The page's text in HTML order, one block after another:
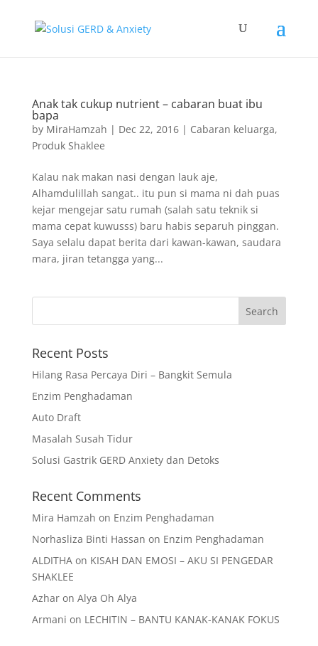
Anak tak cukup nutrient – cabaran buat ibu
bapa
by MiraHamzah | Dec 22, 2016| Cabaran keluarga,
Produk Shaklee
Kalau nak makan nasi dengan lauk aje,
Alhamdulillah sangat.. itu pun si mama ni dah puas
kejar mengejar satu rumah (salah satu teknik si
mama cepat kuwusss) baru habis separuh pinggan.
Saya selalu dapat berita dari kawan-kawan, saudara
mara, jiran tetangga yang...
Recent Posts
Hilang Rasa Percaya Diri – Bangkit Semula
Enzim Penghadaman
Auto Draft
Masalah Susah Tidur
Solusi Gastrik GERD Anxiety dan Detoks
Recent Comments
Mira Hamzah on Enzim Penghadaman
Norhasliza Binti Hassan on Enzim Penghadaman
ALDITHAon KISAH DAN EMOSI – AKU SI PENGEDAR
SHAKLEE
Azharon Alya Oh Alya
Armani on LECHITIN – BANTU KANAK-KANAK FOKUS